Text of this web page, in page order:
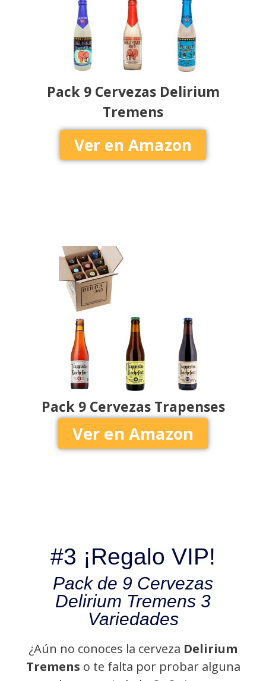
Pack 9 Cervezas Delirium
Tremens
Ver en Amazon
Pack 9 Cervezas Trapenses
Ver en Amazon
#3 ¡Regalo VIP!
Pack de 9 Cervezas
Delirium Tremens 3
Variedades
¿Aún no conoces la cerveza Delirium
Tremens o te falta por probar alguna